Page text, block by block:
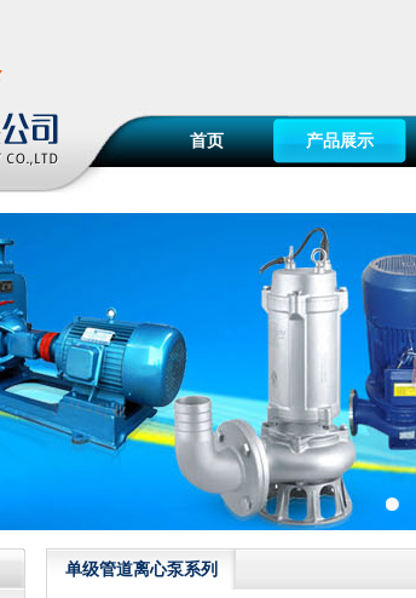
首页 产品展示
单级管道离心泵系列